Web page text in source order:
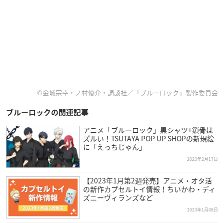
©金城宗幸・ノ村優介・講談社／「ブルーロック」製作委員会
ブルーロックの関連記事
アニメ「ブルーロック」黒シャツ+鎖骨は
ズルい！TSUTAYA POP UP SHOPの新規絵
に「えっちじゃん」
2023年2月17日
【2023年1月第2週発売】アニメ・オタ活
の新作カプセルトイ情報！ちいかわ・ディ
ズニーヴィランズなど
2023年1月08日